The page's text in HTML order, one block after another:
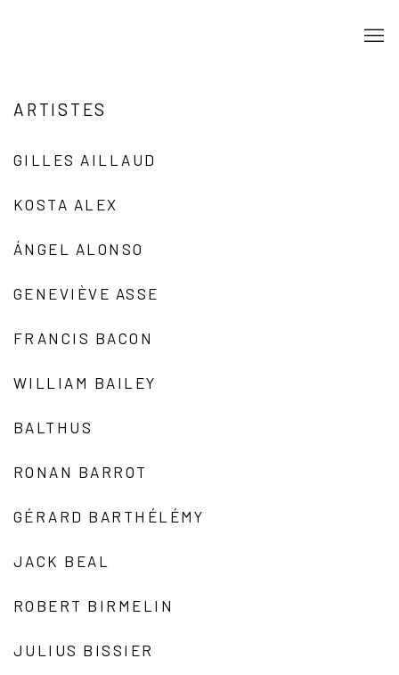
ARTISTES
GILLES AILLAUD
KOSTA ALEX
ÁNGEL ALONSO
GENEVIÈVE ASSE
FRANCIS BACON
WILLIAM BAILEY
BALTHUS
RONAN BARROT
GÉRARD BARTHÉLÉMY
JACK BEAL
ROBERT BIRMELIN
JULIUS BISSIER